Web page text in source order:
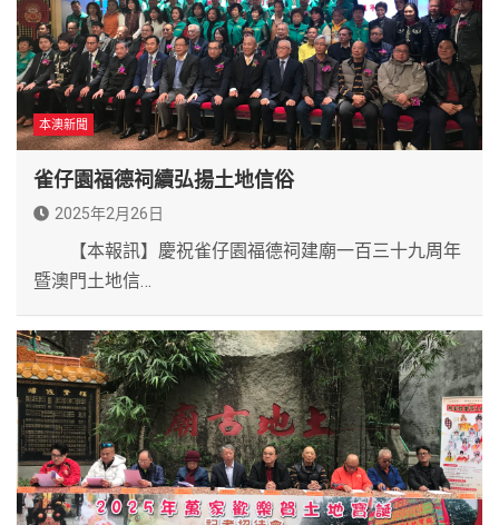
本澳新聞
雀仔園福德祠續弘揚土地信俗
2025年2月26日
【本報訊】慶祝雀仔園福德祠建廟一百三十九周年
暨澳門土地信…